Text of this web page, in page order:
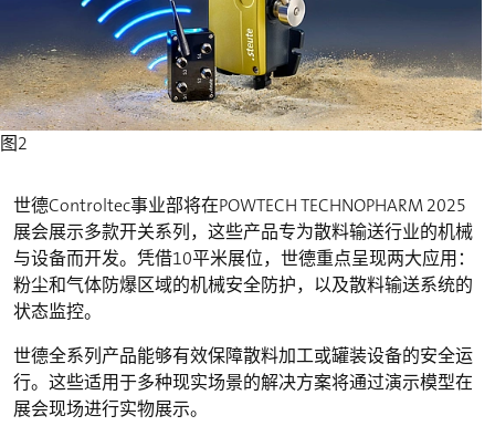
图2
世德Controltec事业部将在POWTECH TECHNOPHARM 2025
展会展示多款开关系列，这些产品专为散料输送行业的机械
与设备而开发。凭借10平米展位，世德重点呈现两大应用：
粉尘和气体防爆区域的机械安全防护，以及散料输送系统的
状态监控。
世德全系列产品能够有效保障散料加工或罐装设备的安全运
行。这些适用于多种现实场景的解决方案将通过演示模型在
展会现场进行实物展示。